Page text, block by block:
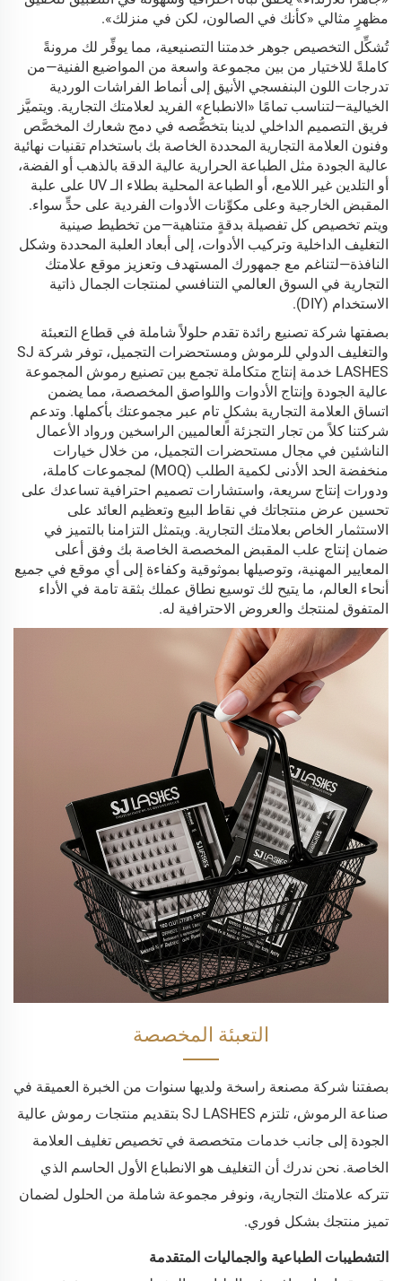
مظهرٍ مثالي «كأنك في الصالون، لكن في منزلك».
تُشكِّل التخصيص جوهر خدمتنا التصنيعية، مما يوفِّر لك مرونةً
كاملةً للاختيار من بين مجموعة واسعة من المواضيع الفنية—من
تدرجات اللون البنفسجي الأنيق إلى أنماط الفراشات الوردية
الخيالية—لتناسب تمامًا «الانطباع» الفريد لعلامتك التجارية. ويتميَّز
فريق التصميم الداخلي لدينا بتخصُّصه في دمج شعارك المخصَّص
وفنون العلامة التجارية المحددة الخاصة بك باستخدام تقنيات نهائية
عالية الجودة مثل الطباعة الحرارية عالية الدقة بالذهب أو الفضة،
أو التلدين غير اللامع، أو الطباعة المحلية بطلاء الـ UV على علبة
المقبض الخارجية وعلى مكوِّنات الأدوات الفردية على حدٍّ سواء.
ويتم تخصيص كل تفصيلة بدقةٍ متناهية—من تخطيط صينية
التغليف الداخلية وتركيب الأدوات، إلى أبعاد العلبة المحددة وشكل
النافذة—لتناغم مع جمهورك المستهدف وتعزيز موقع علامتك
التجارية في السوق العالمي التنافسي لمنتجات الجمال ذاتية
الاستخدام (DIY).
بصفتها شركة تصنيع رائدة تقدم حلولاً شاملة في قطاع التعبئة
والتغليف الدولي للرموش ومستحضرات التجميل، توفر شركة SJ
LASHES خدمة إنتاج متكاملة تجمع بين تصنيع رموش المجموعة
عالية الجودة وإنتاج الأدوات واللواصق المخصصة، مما يضمن
اتساق العلامة التجارية بشكلٍ تام عبر مجموعتك بأكملها. وتدعم
شركتنا كلاً من تجار التجزئة العالميين الراسخين ورواد الأعمال
الناشئين في مجال مستحضرات التجميل، من خلال خيارات
منخفضة الحد الأدنى لكمية الطلب (MOQ) لمجموعات كاملة،
ودورات إنتاج سريعة، واستشارات تصميم احترافية تساعدك على
تحسين عرض منتجاتك في نقاط البيع وتعظيم العائد على
الاستثمار الخاص بعلامتك التجارية. ويتمثل التزامنا بالتميز في
ضمان إنتاج علب المقبض المخصصة الخاصة بك وفق أعلى
المعايير المهنية، وتوصيلها بموثوقية وكفاءة إلى أي موقع في جميع
أنحاء العالم، ما يتيح لك توسيع نطاق عملك بثقة تامة في الأداء
المتفوق لمنتجك والعروض الاحترافية له.
التعبئة المخصصة
بصفتنا شركة مصنعة راسخة ولديها سنوات من الخبرة العميقة في
صناعة الرموش، تلتزم SJ LASHES بتقديم منتجات رموش عالية
الجودة إلى جانب خدمات متخصصة في تخصيص تغليف العلامة
الخاصة. نحن ندرك أن التغليف هو الانطباع الأول الحاسم الذي
تتركه علامتك التجارية، ونوفر مجموعة شاملة من الحلول لضمان
تميز منتجك بشكل فوري.
التشطيبات الطباعية والجماليات المتقدمة